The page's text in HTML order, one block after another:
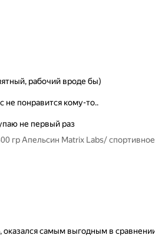
рабочий вроде бы)
не понравится кому-то..
не первый раз
гр Апельсин Matrix Labs/
оказался самым выгодным в